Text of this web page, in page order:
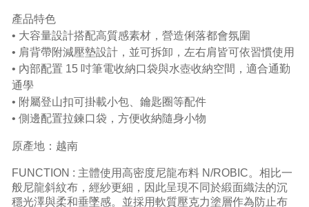
產品特色
• 大容量設計搭配高質感素材，營造俐落都會氛圍
• 肩背帶附減壓墊設計，並可拆卸，左右肩皆可依習慣使用
• 內部配置 15 吋筆電收納口袋與水壺收納空間，適合通勤
通學
• 附屬登山扣可掛載小包、鑰匙圈等配件
• 側邊配置拉鍊口袋，方便收納隨身小物
原產地：越南
FUNCTION : 主體使用高密度尼龍布料 N/ROBIC。相比一
般尼龍斜紋布，經紗更細，因此呈現不同於緞面織法的沉
穩光澤與柔和垂墜感。並採用軟質壓克力塗層作為防止布